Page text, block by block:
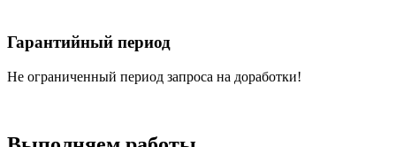
Гарантийный период
Не ограниченный период запроса на доработки!